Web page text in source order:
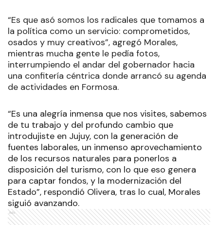
“Es que asó somos los radicales que tomamos a
la política como un servicio: comprometidos,
osados y muy creativos”, agregó Morales,
mientras mucha gente le pedía fotos,
interrumpiendo el andar del gobernador hacia
una confitería céntrica donde arrancó su agenda
de actividades en Formosa.
“Es una alegría inmensa que nos visites, sabemos
de tu trabajo y del profundo cambio que
introdujiste en Jujuy, con la generación de
fuentes laborales, un inmenso aprovechamiento
de los recursos naturales para ponerlos a
disposición del turismo, con lo que eso genera
para captar fondos, y la modernización del
Estado”, respondió Olivera, tras lo cual, Morales
siguió avanzando.
Ads